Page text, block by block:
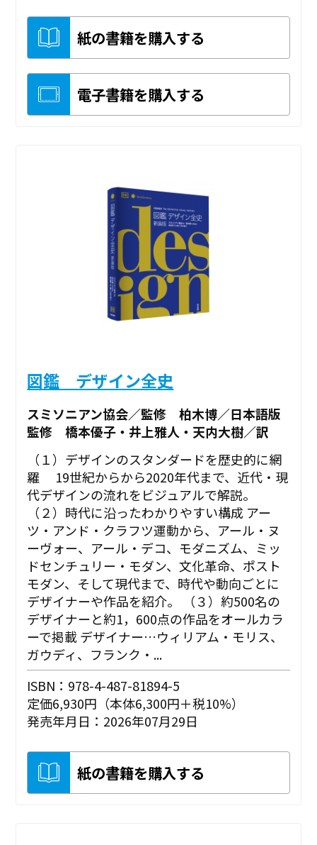
紙の書籍を購入する
電子書籍を購入する
図鑑 デザイン全史
スミソニアン協会／監修 柏木博／日本語版
監修 橋本優子・井上雅人・天内大樹／訳
（１）デザインのスタンダードを歴史的に網
羅 19世紀からから2020年代まで、近代・現
代デザインの流れをビジュアルで解説。
（２）時代に沿ったわかりやすい構成 アー
ツ・アンド・クラフツ運動から、アール・ヌ
ーヴォー、アール・デコ、モダニズム、ミッ
ドセンチュリー・モダン、文化革命、ポスト
モダン、そして現代まで、時代や動向ごとに
デザイナーや作品を紹介。 （３）約500名の
デザイナーと約1，600点の作品をオールカラ
ーで掲載 デザイナー…ウィリアム・モリス、
ガウディ、フランク・...
ISBN：978-4-487-81894-5
定価6,930円（本体6,300円＋税10%）
発売年月日：2026年07月29日
紙の書籍を購入する